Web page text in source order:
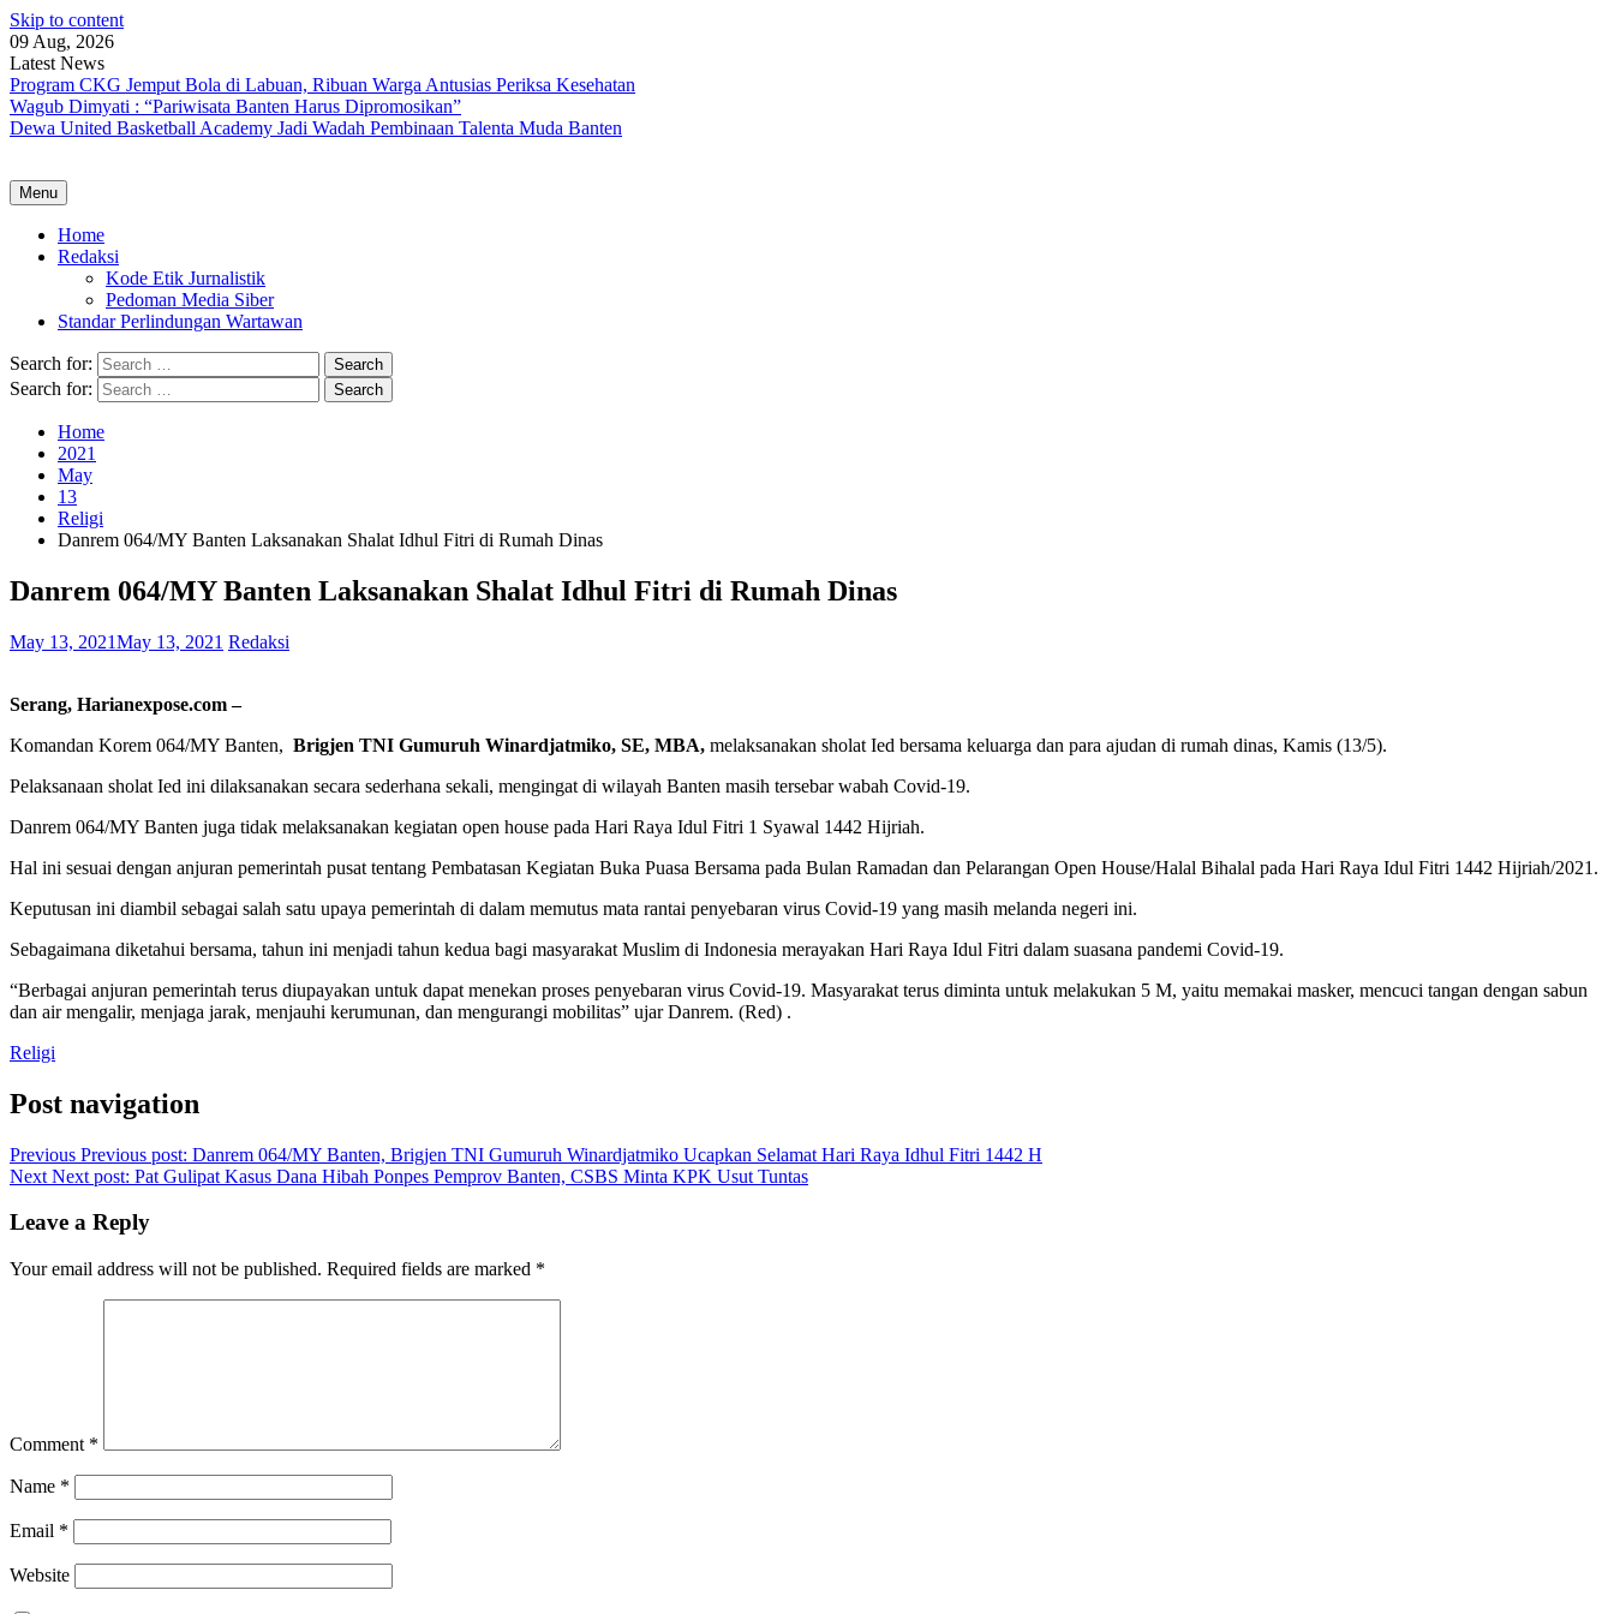
Skip to content
09 Aug, 2026
Latest News
Program CKG Jemput Bola di Labuan, Ribuan Warga Antusias Periksa Kesehatan
Wagub Dimyati : “Pariwisata Banten Harus Dipromosikan”
Dewa United Basketball Academy Jadi Wadah Pembinaan Talenta Muda Banten
Menu
Home
Redaksi
Kode Etik Jurnalistik
Pedoman Media Siber
Standar Perlindungan Wartawan
Search for:
Search for:
Home
2021
May
13
Religi
Danrem 064/MY Banten Laksanakan Shalat Idhul Fitri di Rumah Dinas
Danrem 064/MY Banten Laksanakan Shalat Idhul Fitri di Rumah Dinas
May 13, 2021May 13, 2021 Redaksi
Serang, Harianexpose.com –
Komandan Korem 064/MY Banten, Brigjen TNI Gumuruh Winardjatmiko, SE, MBA, melaksanakan sholat Ied bersama keluarga dan para ajudan di rumah dinas, Kamis (13/5).
Pelaksanaan sholat Ied ini dilaksanakan secara sederhana sekali, mengingat di wilayah Banten masih tersebar wabah Covid-19.
Danrem 064/MY Banten juga tidak melaksanakan kegiatan open house pada Hari Raya Idul Fitri 1 Syawal 1442 Hijriah.
Hal ini sesuai dengan anjuran pemerintah pusat tentang Pembatasan Kegiatan Buka Puasa Bersama pada Bulan Ramadan dan Pelarangan Open House/Halal Bihalal pada Hari Raya Idul Fitri 1442 Hijriah/2021.
Keputusan ini diambil sebagai salah satu upaya pemerintah di dalam memutus mata rantai penyebaran virus Covid-19 yang masih melanda negeri ini.
Sebagaimana diketahui bersama, tahun ini menjadi tahun kedua bagi masyarakat Muslim di Indonesia merayakan Hari Raya Idul Fitri dalam suasana pandemi Covid-19.
“Berbagai anjuran pemerintah terus diupayakan untuk dapat menekan proses penyebaran virus Covid-19. Masyarakat terus diminta untuk melakukan 5 M, yaitu memakai masker, mencuci tangan dengan sabun
dan air mengalir, menjaga jarak, menjauhi kerumunan, dan mengurangi mobilitas” ujar Danrem. (Red) .
Religi
Post navigation
Previous Previous post: Danrem 064/MY Banten, Brigjen TNI Gumuruh Winardjatmiko Ucapkan Selamat Hari Raya Idhul Fitri 1442 H
Next Next post: Pat Gulipat Kasus Dana Hibah Ponpes Pemprov Banten, CSBS Minta KPK Usut Tuntas
Leave a Reply
Your email address will not be published. Required fields are marked *
Comment *
Name *
Email *
Website